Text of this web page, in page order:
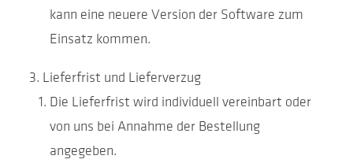
kann eine neuere Version der Software zum
Einsatz kommen.
Lieferfrist und Lieferverzug
Die Lieferfrist wird individuell vereinbart oder
von uns bei Annahme der Bestellung
angegeben.